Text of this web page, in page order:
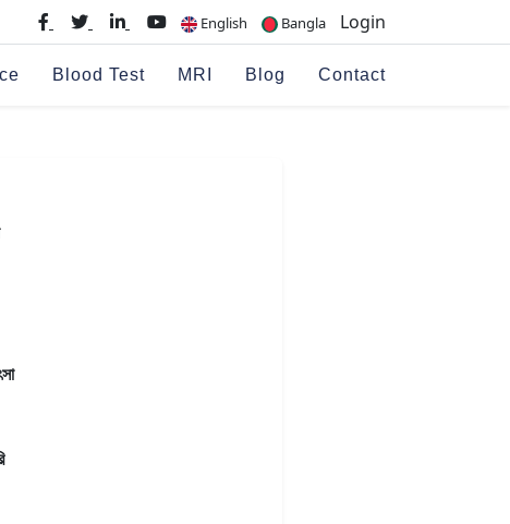
English Bangla Login
Blood Test MRI Blog Contact